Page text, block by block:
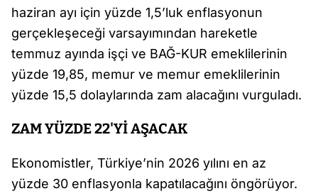
haziran ayı için yüzde 1,5’luk enflasyonun
gerçekleşeceği varsayımından hareketle
temmuz ayında işçi ve BAĞ-KUR emeklilerinin
yüzde 19,85, memur ve memur emeklilerinin
yüzde 15,5 dolaylarında zam alacağını vurguladı.
ZAM YÜZDE 22'Yİ AŞACAK
Ekonomistler, Türkiye’nin 2026 yılını en az
yüzde 30 enflasyonla kapatılacağını öngörüyor.